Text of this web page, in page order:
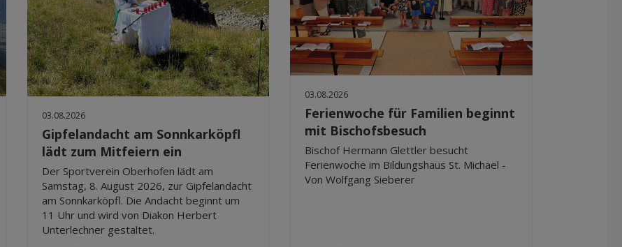
03.08.2026
Gipfelandacht am Sonnkarköpfl
lädt zum Mitfeiern ein
Der Sportverein Oberhofen lädt am
Samstag, 8. August 2026, zur Gipfelandacht
am Sonnkarköpfl. Die Andacht beginnt um
11 Uhr und wird von Diakon Herbert
Unterlechner gestaltet.
03.08.2026
Ferienwoche für Familien beginnt
mit Bischofsbesuch
Bischof Hermann Glettler besucht
Ferienwoche im Bildungshaus St. Michael -
Von Wolfgang Sieberer